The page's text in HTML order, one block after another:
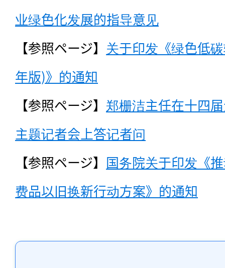
业绿色化发展的指导意见
【参照ページ】 关于印发《绿色低
年版)》的通知
【参照ページ】 郑栅洁主任在十四
主题记者会上答记者问
【参照ページ】 国务院关于印发《
费品以旧换新行动方案》的通知